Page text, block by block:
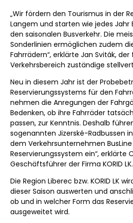
„Wir fördern den Tourismus in der
Langem und starten wie jedes Jahr
den saisonalen Busverkehr. Die
Sonderlinien ermöglichen zudem
Fahrrädern“, erklärte Jan Sviták, der
Verkehrsbereich zuständige
Neu in diesem Jahr ist der
Reservierungssystems für den
nehmen die Anregungen der
Bedenken, ob ihre Fahrräder
passen, zur Kenntnis. Deshalb
sogenannten Jizerské-Radbussen
dem Verkehrsunternehmen
Reservierungssystem ein“, erklärte
Geschäftsführer der Firma KORID LK.
Die Region Liberec bzw. KORID LK
dieser Saison auswerten und
ob und in welcher Form das
ausgeweitet wird.